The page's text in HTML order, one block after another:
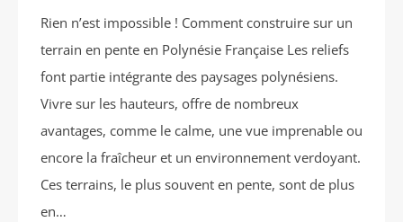
Rien n’est impossible ! Comment construire sur un
terrain en pente en Polynésie Française Les reliefs
font partie intégrante des paysages polynésiens.
Vivre sur les hauteurs, offre de nombreux
avantages, comme le calme, une vue imprenable ou
encore la fraîcheur et un environnement verdoyant.
Ces terrains, le plus souvent en pente, sont de plus
en…